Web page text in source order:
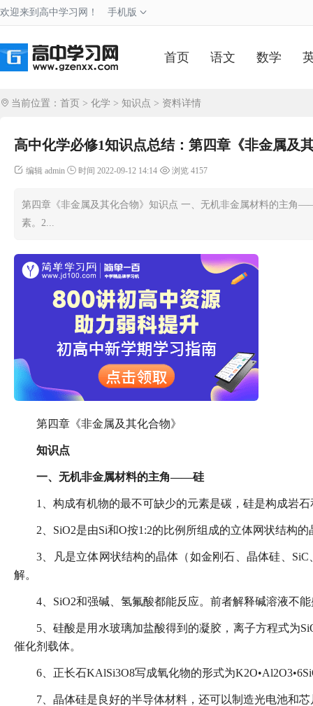
欢迎来到高中学习网！ 手机版
首页 语文 数学
当前位置： 首页 > 化学 > 知识点 > 资料详情
高中化学必修1知识点总结：第四章《非金属及
编辑 admin 时间 2022-09-12 14:14 浏览 4157
第四章《非金属及其化合物》知识点 一、无机非金属材料的主角
素。2...
第四章《非金属及其化合物》
知识点
一、无机非金属材料的主角——硅
1、构成有机物的最不可缺少的元素是碳，硅是构成岩
2、SiO2是由Si和O按1:2的比例所组成的立体网状结构
3、凡是立体网状结构的晶体（如金刚石、晶体硅、
解。
4、SiO2和强碱、氢氟酸都能反应。前者解释碱溶液不
5、硅酸是用水玻璃加盐酸得到的凝胶，离子方程式为
催化剂载体。
6、正长石KAlSi3O8写成氧化物的形式为
7、晶体硅是良好的半导体材料，还可以制造光电池和芯